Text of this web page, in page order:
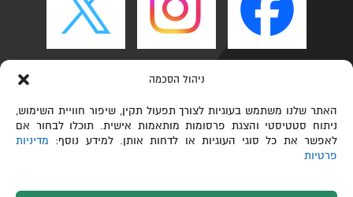
ניהול הסכמה
האתר שלנו משתמש בעוגיות לצורך תפעול תקין, שיפור חוויית השימוש,
ניתוח סטטיסטי והצגת פרסומות מותאמות אישית. תוכלו לבחור אם
לאפשר את כל סוגי העוגיות או לדחות אותן. למידע נוסף: מדיניות
פרטיות